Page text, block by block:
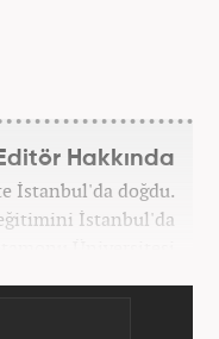
Editör Hakkında
İstanbul'da doğdu.
İstanbul'da
Üniversitesi